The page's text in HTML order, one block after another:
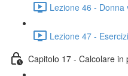
Lezione 46 - Donna
Lezione 47 -
Capitolo 17 - Calcolare in